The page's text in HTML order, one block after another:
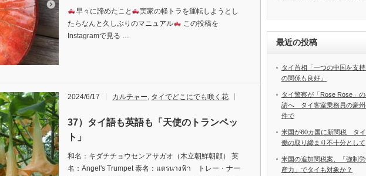
早々に諦めたこと
実家の軽トラを運転しようとし
たらなんと久しぶりのマニュアル
この投稿を
Instagramで見る …
2024/6/17 カルチャー, タイでどこにでも咲く花
37）タイ語も英語も「天使のトランペッ
ト」
和名：キダチチョウセンアサガオ（木立朝鮮朝顔） 英
名：Angel's Trumpet 泰名：แตรนางฟ้า トレー・ナー
最近の投稿
タイ首相「一つの中国を支
の関係も良好」
タイ警察が「Rose Rose」
請へ タイ客室乗務員の豪州
件で
米国が60カ国に新関税 タ
働の取り締まり不十分として
米国の追加関税案、「強制
産力」でタイも対象か？